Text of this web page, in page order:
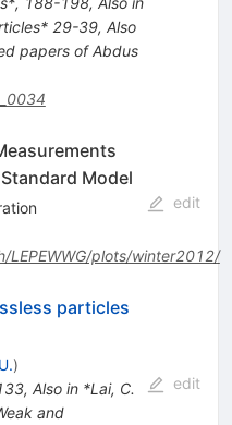
29-39, Also
papers of Abdus
Model
plots/winter2012/
edit
particles
)
, Also in *Lai, C.
and
edit